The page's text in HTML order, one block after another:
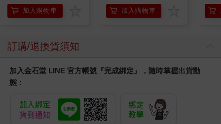
加入購物車 加入購物車
訂購/退換貨須知
加入金石堂 LINE 官方帳號『完成綁定』，隨時掌握出貨動
態：